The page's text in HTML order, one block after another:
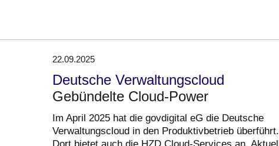
22.09.2025
Deutsche Verwaltungscloud
Gebündelte Cloud-Power
Im April 2025 hat die govdigital eG die Deutsche
Verwaltungscloud in den Produktivbetrieb überführt.